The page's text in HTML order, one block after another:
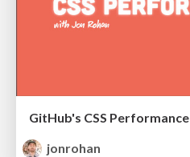
GitHub's CSS Performance
jonrohan